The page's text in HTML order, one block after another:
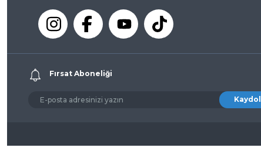
Fırsat Aboneliği
Kaydol